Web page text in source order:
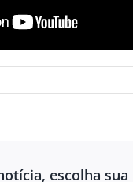
escolha